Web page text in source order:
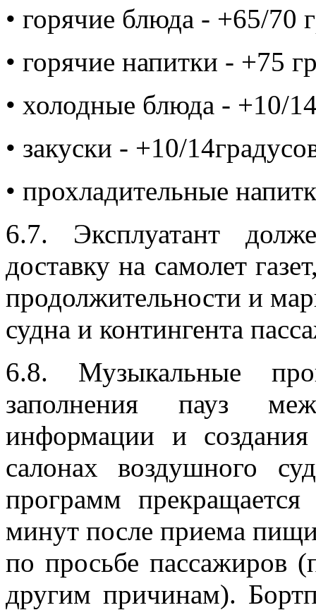
• горячие блюда - +65/70
• горячие напитки - +75
• холодные блюда - +10/
• закуски - +10/
• прохладительные
6.7. Эксплуатант
доставку на самолет
продолжительности и
судна и контингента
6.8. Музыкальные
заполнения пауз
информации и
салонах воздушного
программ
минут после приема
по просьбе пассажиров
другим причинам).